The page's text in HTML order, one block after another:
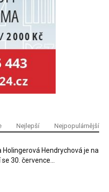
Nejlepší Nejpopulárnější
Holingerová Hendrychová je na
30. července...